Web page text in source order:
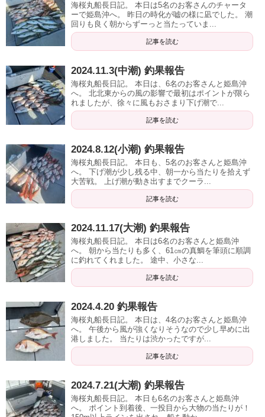
海桜丸船長日記。 本日は5名のお客さんのチャータ
ーで姫島沖へ。 昨日の時化が嘘の様に凪でした。 潮
回りも良く朝からずーっと当たっていま...
記事を読む
2024.11.3(中潮) 釣果報告
海桜丸船長日記。 本日は、6名のお客さんと姫島沖
へ。 北北東からの風の影響で最初はポイントが限ら
れましたが、徐々に風もおさまり下げ潮で...
記事を読む
2024.8.12(小潮) 釣果報告
海桜丸船長日記。 本日も、5名のお客さんと姫島沖
へ。 下げ潮が少し残る中、朝一から当たりを拾えず
大苦戦。 上げ潮が動き出すまでクーラ...
記事を読む
2024.11.17(大潮) 釣果報告
海桜丸船長日記。 本日は6名のお客さんと姫島沖
へ。 朝から当たりも多く、61㎝の真鯛を筆頭に順調
に釣れてくれました。 途中、小さな...
記事を読む
2024.4.20 釣果報告
海桜丸船長日記。 本日は、4名のお客さんと姫島沖
へ。 午後から風が強くなりそうなので少し早めに出
港しました。 当たりは渋かったですが...
記事を読む
2024.7.21(大潮) 釣果報告
海桜丸船長日記。 本日も6名のお客さんと姫島沖
へ。 ポイント到着後、一投目から大物の当たりが！